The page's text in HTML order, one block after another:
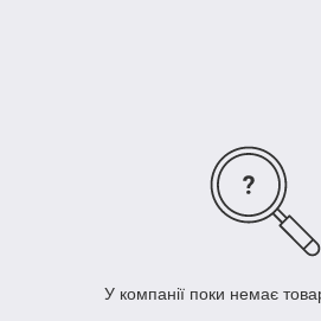
У компанії поки немає